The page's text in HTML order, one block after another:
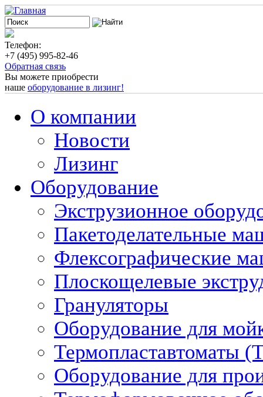
Телефон:
+7 (495) 995-82-46
Обратная связь
Вы можете приобрести
наше оборудование в лизинг!
О компании
Новости
Лизинг
Оборудование
Экструзионное
Пакетоделательные
Флексографические
Плоскощелевые
Грануляторы
Оборудование для
Термопластавтоматы
Оборудование для